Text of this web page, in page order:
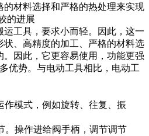
材料选择和严格的热处理来实现
的进展
工具，要求小而轻。因此，这一
状、高精度的加工、严格的材料选
因此，它更容易使用，功能更强
优势。与电动工具相比，电动工
作模式，例如旋转、往复、振
。操作进给阀手柄，调节调节